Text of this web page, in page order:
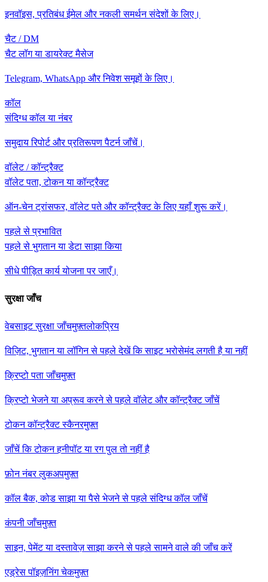
इनवॉइस, प्रतिबंध ईमेल और नकली समर्थन संदेशों के लिए।
चैट / DM
चैट लॉग या डायरेक्ट मैसेज
Telegram, WhatsApp और निवेश समूहों के लिए।
कॉल
संदिग्ध कॉल या नंबर
समुदाय रिपोर्ट और प्रतिरूपण पैटर्न जाँचें।
वॉलेट / कॉन्ट्रैक्ट
वॉलेट पता, टोकन या कॉन्ट्रैक्ट
ऑन-चेन ट्रांसफर, वॉलेट पते और कॉन्ट्रैक्ट के लिए यहाँ शुरू करें।
पहले से प्रभावित
पहले से भुगतान या डेटा साझा किया
सीधे पीड़ित कार्य योजना पर जाएँ।
सुरक्षा जाँच
वेबसाइट सुरक्षा जाँचमुफ़्तलोकप्रिय
विज़िट, भुगतान या लॉगिन से पहले देखें कि साइट भरोसेमंद लगती है या नहीं
क्रिप्टो पता जाँचमुफ़्त
क्रिप्टो भेजने या अप्रूव करने से पहले वॉलेट और कॉन्ट्रैक्ट जाँचें
टोकन कॉन्ट्रैक्ट स्कैनरमुफ़्त
जाँचें कि टोकन हनीपॉट या रग पुल तो नहीं है
फ़ोन नंबर लुकअपमुफ़्त
कॉल बैक, कोड साझा या पैसे भेजने से पहले संदिग्ध कॉल जाँचें
कंपनी जाँचमुफ़्त
साइन, पेमेंट या दस्तावेज़ साझा करने से पहले सामने वाले की जाँच करें
एड्रेस पॉइज़निंग चेकमुफ़्त